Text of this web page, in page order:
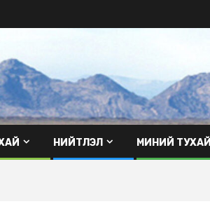
НИЙТЛЭЛ МИНИЙ ТУХАЙ